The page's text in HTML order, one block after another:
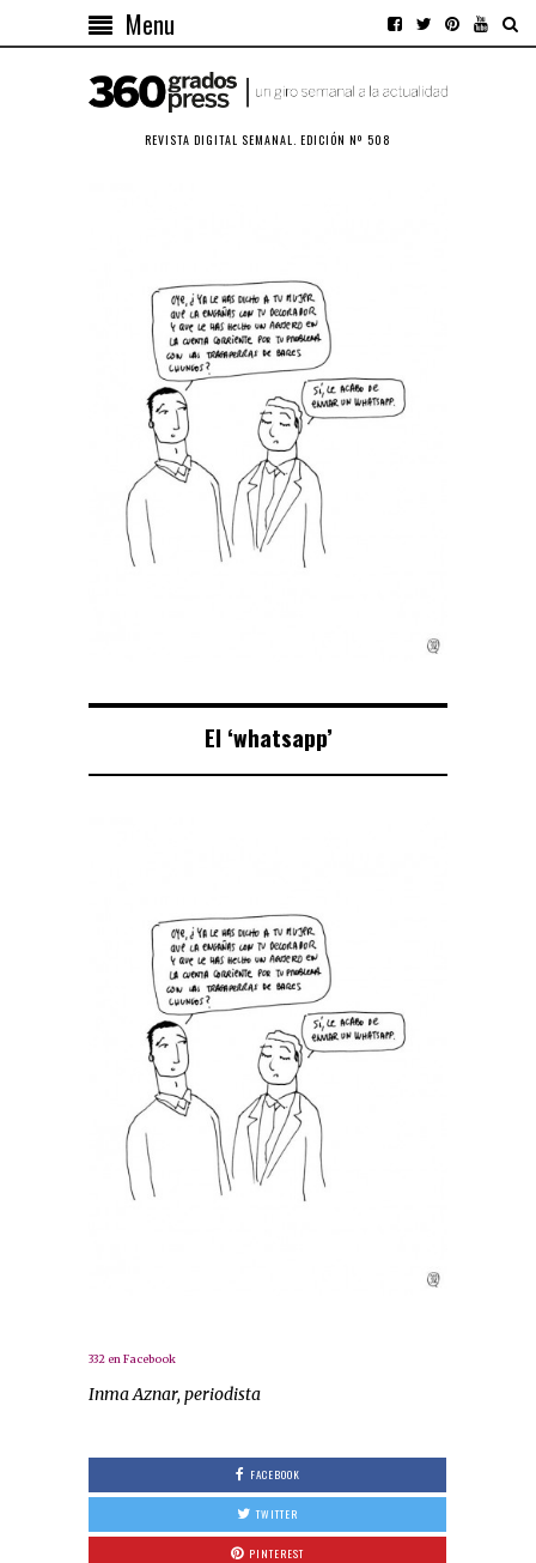
Menu
REVISTA DIGITAL SEMANAL. EDICIÓN Nº 508
El ‘whatsapp’
332 en Facebook
Inma Aznar, periodista
FACEBOOK
TWITTER
PINTEREST